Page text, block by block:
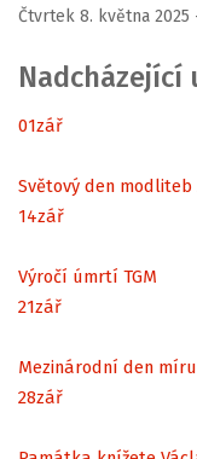
Čtvrtek 8. května
Nadcházející
01zář
Světový den
14zář
Výročí úmrtí TGM
21zář
Mezinárodní den míru
28zář